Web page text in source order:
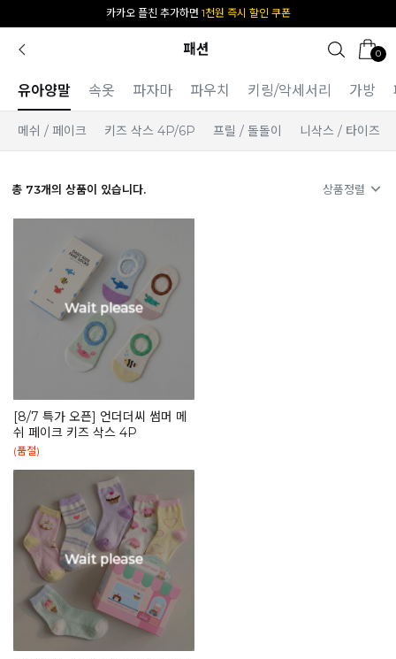
[공식몰 단독] 앱 다운받고2% 결제 할인 받기
패션 0
유아양말 속옷 파자마 파우치 키링/악세서리 가방
메쉬 / 페이크 키즈 삭스 4P/6P 프릴 / 돌돌이 니삭스 / 타이즈
총 73개의 상품이 있습니다. 상품정렬
[8/7 특가 오픈] 언더더씨 썸머 메
쉬 페이크 키즈 삭스 4P
(품절)